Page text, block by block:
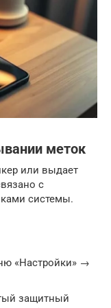
меток
или выдает
с
системы.
«Настройки» →
защитный